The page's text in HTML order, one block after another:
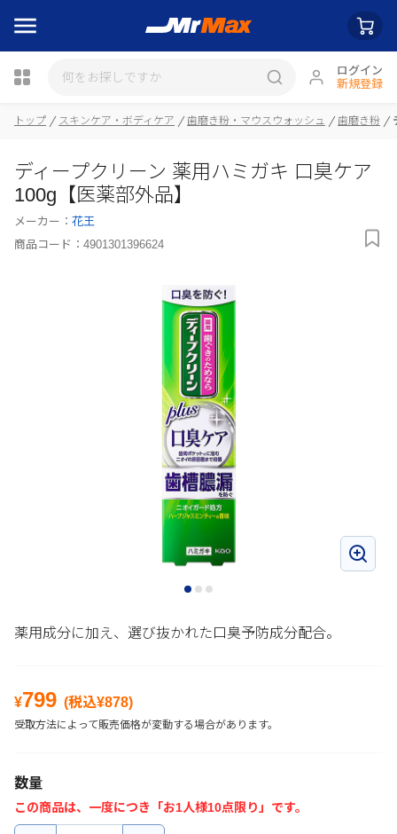
ログイン
新規登録
トップ スキンケア・ボディケア 歯磨き粉・マウスウォッシュ 歯磨き粉
ディープクリーン 薬用ハミガキ 口臭ケア
100g【医薬部外品】
メーカー： 花王
商品コード： 4901301396624
薬用成分に加え、選び抜かれた口臭予防成分配合。
¥799 (税込¥878)
受取方法によって販売価格が変動する場合があります。
数量
この商品は、一度につき「お1人様10点限り」です。